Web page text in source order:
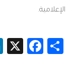
الإعلامية.
Share